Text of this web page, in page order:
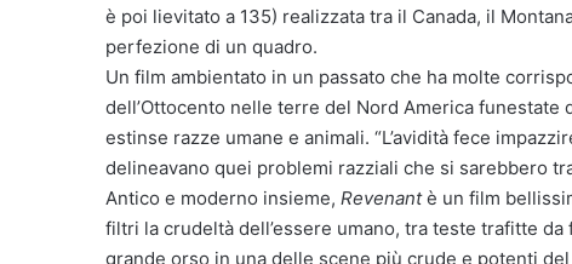
è poi lievitato a 135) realizzata tra il Canada, il
perfezione di un quadro.
Un film ambientato in un passato che ha molte
dell’Ottocento nelle terre del Nord America
estinse razze umane e animali. “L’avidità fece
delineavano quei problemi razziali che si sarebbero
Antico e moderno insieme, Revenantè un film
filtri la crudeltà dell’essere umano, tra teste trafitte
grande orso in una delle scene più crude e potenti